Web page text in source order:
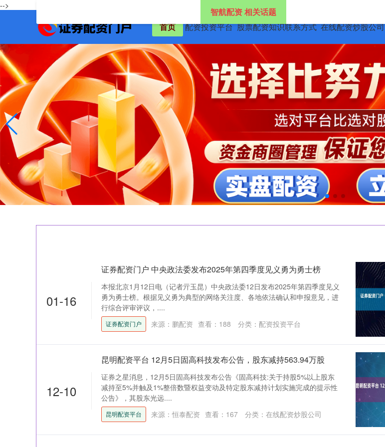
-->
首页 配资投资平台 股票配资知识联系方式 在线配资炒股公司
智航配资 相关话题
01-16
证券配资门户 中央政法委发布2025年第四季度见义勇为勇士榜
本报北京1月12日电（记者亓玉昆）中央政法委12日发布2025年第四季度见义
勇为勇士榜。根据见义勇为典型的网络关注度、各地依法确认和申报意见，进
行综合评审评议，....
证券配资门户 来源：鹏配资 查看： 188 分类： 配资投资平台
12-10
昆明配资平台 12月5日固高科技发布公告，股东减持563.94万股
证券之星消息，12月5日固高科技发布公告《固高科技:关于持股5%以上股东
减持至5%并触及1%整倍数暨权益变动及特定股东减持计划实施完成的提示性
公告》，其股东光远....
昆明配资平台 来源：恒泰配资 查看： 167 分类： 在线配资炒股公司